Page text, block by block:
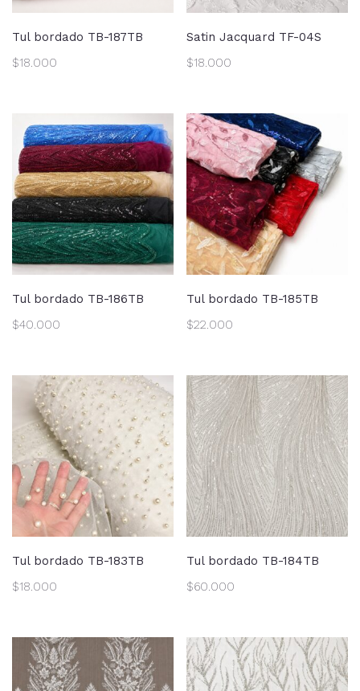
Tul bordado TB-187TB
$18.000
Satin Jacquard TF-04S
$18.000
Tul bordado TB-186TB
$40.000
Tul bordado TB-185TB
$22.000
Tul bordado TB-183TB
$18.000
Tul bordado TB-184TB
$60.000